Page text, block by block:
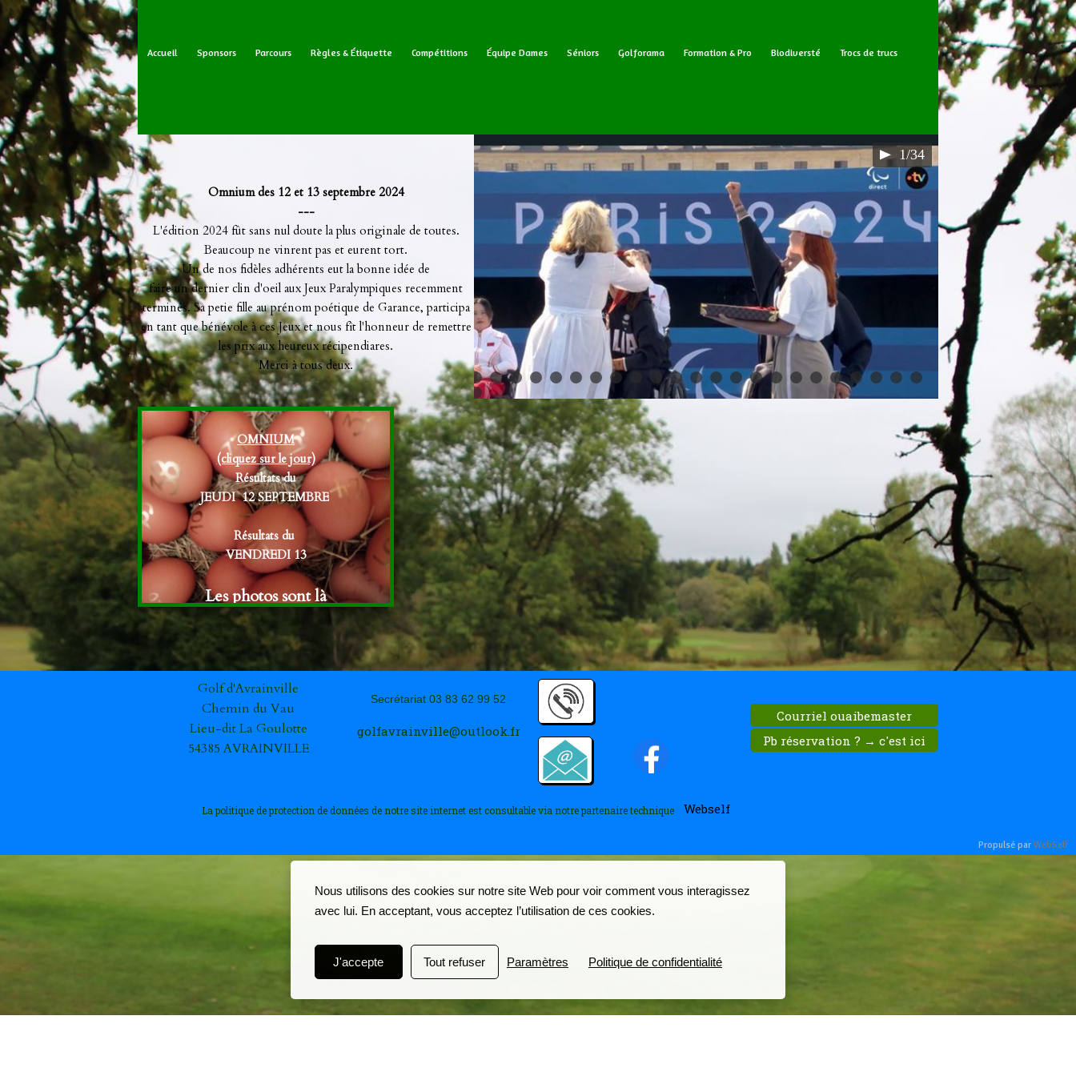
Accueil Sponsors Parcours Règles & Étiquette Compétitions Équipe Dames Séniors Golforama Formation & Pro Biodiversté Trocs de trucs
1/34
Omnium des 12 et 13 septembre 2024
---
L'édition 2024 fût sans nul doute la plus originale de toutes.
Beaucoup ne vinrent pas et eurent tort.
Un de nos fidèles adhérents eut la bonne idée de
faire un dernier clin d'oeil aux Jeux Paralympiques recemment
terminés. Sa petie fille au prénom poétique de Garance, participa
en tant que bénévole à ces Jeux et nous fît l'honneur de remettre
les prix aux heureux récipendiares.
Merci à tous deux.
OMNIUM
(cliquez sur le jour)
Résultats du
JEUDI 12 SEPTEMBRE
Résultats du
VENDREDI 13
Les photossont là
Golf d'Avrainville
Chemin du Vau
Lieu-dit La Goulotte
54385 AVRAINVILLE
golfavrainville@outlook.fr
Secrétariat 03 83 62 99 52
La politique de protection de données de notre site internet est consultable via notre partenaire technique Webself
Courriel ouaibemaster
Pb réservation ? → c'est ici
Propulsé par WebSelf
Nous utilisons des cookies sur notre site Web pour voir comment vous interagissez
avec lui. En acceptant, vous acceptez l’utilisation de ces cookies.
Paramètres Politique de confidentialité
J'accepte Tout refuser